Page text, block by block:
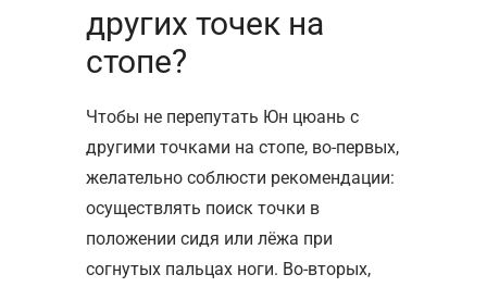
других точек на
стопе?
Чтобы не перепутать Юн цюань с
другими точками на стопе, во-первых,
желательно соблюсти рекомендации:
осуществлять поиск точки в
положении сидя или лёжа при
согнутых пальцах ноги. Во-вторых,